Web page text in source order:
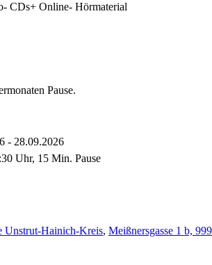
CDs+ Online- Hörmaterial
Pause.
- 28.09.2026
Uhr, 15 Min. Pause
Unstrut-Hainich-Kreis, Meißnersgasse 1 b,